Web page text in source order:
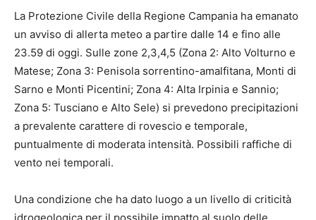
La Protezione Civile della Regione Campania ha emanato
un avviso di allerta meteo a partire dalle 14 e fino alle
23.59 di oggi. Sulle zone 2,3,4,5 (Zona 2: Alto Volturno e
Matese; Zona 3: Penisola sorrentino-amalfitana, Monti di
Sarno e Monti Picentini; Zona 4: Alta Irpinia e Sannio;
Zona 5: Tusciano e Alto Sele) si prevedono precipitazioni
a prevalente carattere di rovescio e temporale,
puntualmente di moderata intensità. Possibili raffiche di
vento nei temporali.
Una condizione che ha dato luogo a un livello di criticità